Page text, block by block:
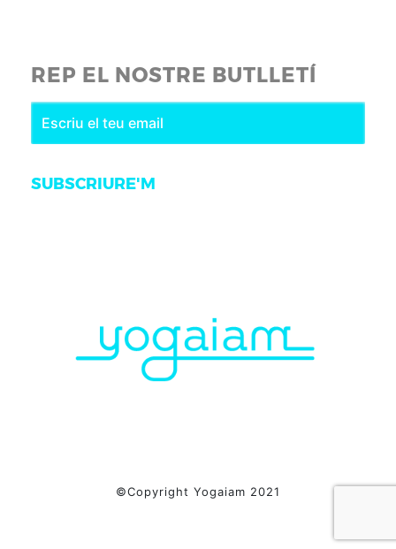
REP EL NOSTRE BUTLLETÍ
SUBSCRIURE'M
©Copyright Yogaiam 2021